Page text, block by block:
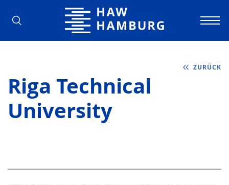
Hochschule für Angewandte
ZURÜCK
Riga Technical
University